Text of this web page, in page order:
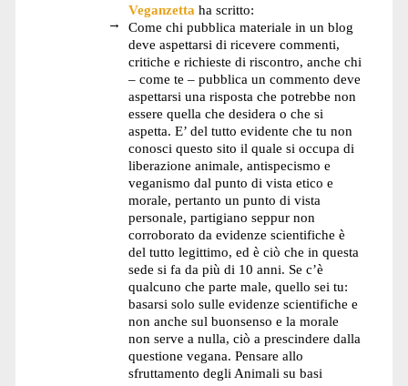
Veganzetta ha scritto:
Come chi pubblica materiale in un blog
deve aspettarsi di ricevere commenti,
critiche e richieste di riscontro, anche chi
– come te – pubblica un commento deve
aspettarsi una risposta che potrebbe non
essere quella che desidera o che si
aspetta. E’ del tutto evidente che tu non
conosci questo sito il quale si occupa di
liberazione animale, antispecismo e
veganismo dal punto di vista etico e
morale, pertanto un punto di vista
personale, partigiano seppur non
corroborato da evidenze scientifiche è
del tutto legittimo, ed è ciò che in questa
sede si fa da più di 10 anni. Se c’è
qualcuno che parte male, quello sei tu:
basarsi solo sulle evidenze scientifiche e
non anche sul buonsenso e la morale
non serve a nulla, ciò a prescindere dalla
questione vegana. Pensare allo
sfruttamento degli Animali su basi